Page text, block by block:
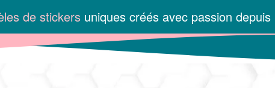
de stickers uniques créés avec passion depuis